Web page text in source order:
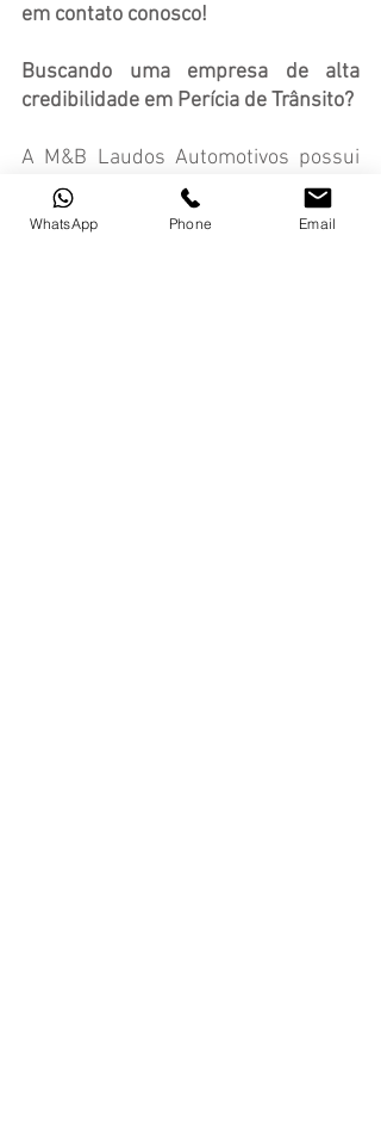
em contato conosco!
Buscando uma empresa de alta
credibilidade em Perícia de Trânsito?
A M&B Laudos Automotivos possui
reconhecimento no mercado por
oferecer serviços de elevado padrão,
WhatsApp Phone Email